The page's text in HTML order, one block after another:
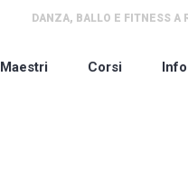
DANZA, BALLO E FITNESS
Maestri Corsi Info